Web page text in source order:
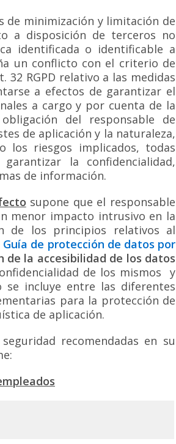
de minimización y limitación de
a disposición de terceros no
identificada o identificable a
un conflicto con el criterio de
32 RGPD relativo a las medidas
a efectos de garantizar el
a cargo y por cuenta de la
del responsable de
de aplicación y la naturaleza,
los riesgos implicados, todas
la confidencialidad,
de información.
supone que el responsable
menor impacto intrusivo en la
de los principios relativos al
Guía de protección de datos por
de la accesibilidad de los datos
de los mismos y
incluye entre las diferentes
para la protección de
de aplicación.
recomendadas en su